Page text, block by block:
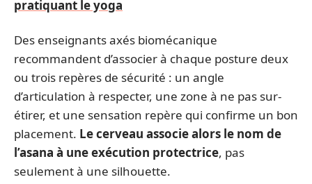
pratiquant le yoga
Des enseignants axés biomécanique
recommandent d’associer à chaque posture deux
ou trois repères de sécurité : un angle
d’articulation à respecter, une zone à ne pas sur-
étirer, et une sensation repère qui confirme un bon
placement. Le cerveau associe alors le nom de
l’asana à une exécution protectrice, pas
seulement à une silhouette.